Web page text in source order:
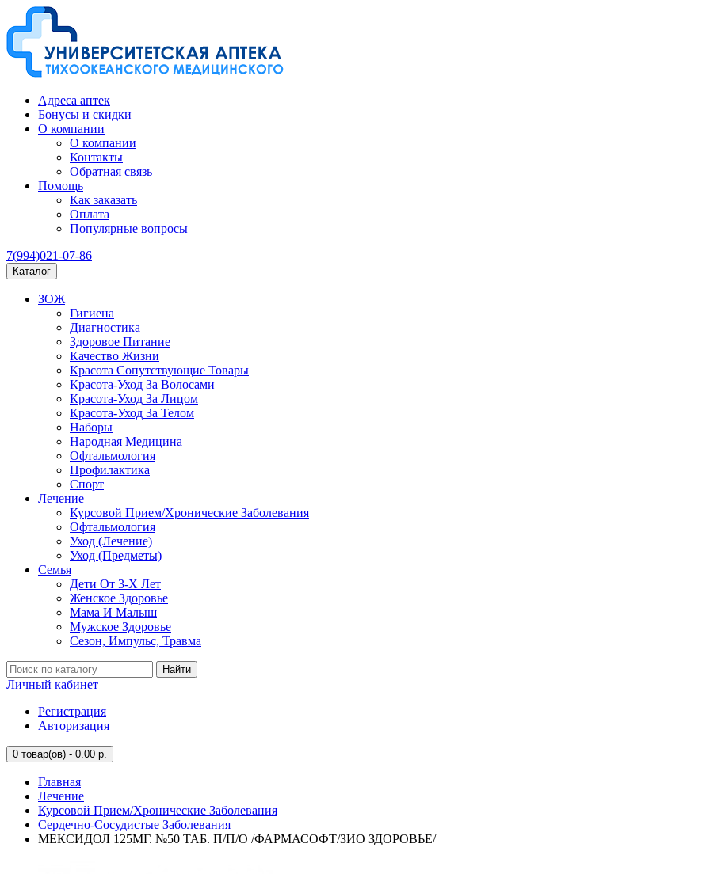
Адреса аптек
Бонусы и скидки
О компании
О компании
Контакты
Обратная связь
Помощь
Как заказать
Оплата
Популярные вопросы
7(994)021-07-86
Каталог
ЗОЖ
Гигиена
Диагностика
Здоровое Питание
Качество Жизни
Красота Сопутствующие Товары
Красота-Уход За Волосами
Красота-Уход За Лицом
Красота-Уход За Телом
Наборы
Народная Медицина
Офтальмология
Профилактика
Спорт
Лечение
Курсовой Прием/Хронические Заболевания
Офтальмология
Уход (Лечение)
Уход (Предметы)
Семья
Дети От 3-Х Лет
Женское Здоровье
Мама И Малыш
Мужское Здоровье
Сезон, Импульс, Травма
Найти
Личный кабинет
Регистрация
Авторизация
0 товар(ов) - 0.00 р.
Главная
Лечение
Курсовой Прием/Хронические Заболевания
Сердечно-Сосудистые Заболевания
МЕКСИДОЛ 125МГ. №50 ТАБ. П/П/О /ФАРМАСОФТ/ЗИО ЗДОРОВЬЕ/